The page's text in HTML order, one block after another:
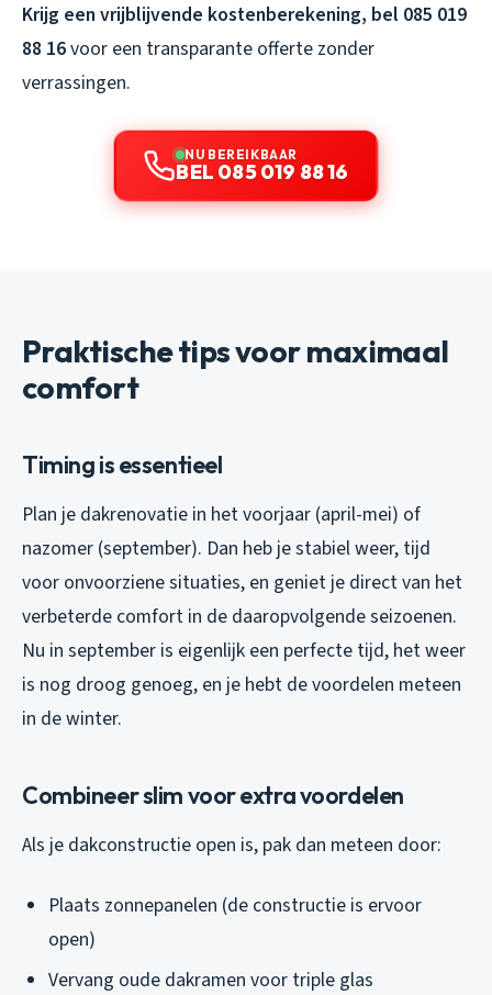
Krijg een vrijblijvende kostenberekening, bel 085 019
88 16voor een transparante offerte zonder
verrassingen.
NU BEREIKBAAR
BEL 085 019 88 16
Praktische tips voor maximaal
comfort
Timing is essentieel
Plan je dakrenovatie in het voorjaar (april-mei) of
nazomer (september). Dan heb je stabiel weer, tijd
voor onvoorziene situaties, en geniet je direct van het
verbeterde comfort in de daaropvolgende seizoenen.
Nu in september is eigenlijk een perfecte tijd, het weer
is nog droog genoeg, en je hebt de voordelen meteen
in de winter.
Combineer slim voor extra voordelen
Als je dakconstructie open is, pak dan meteen door:
Plaats zonnepanelen (de constructie is ervoor
open)
Vervang oude dakramen voor triple glas